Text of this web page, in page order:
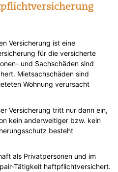
Versicherung ist eine
für die versicherte
und Sachschäden sind
Mietsachschäden sind
Wohnung verursacht
Versicherung tritt nur dann ein,
kein anderweitiger bzw. kein
besteht
als Privatpersonen und im
Tätigkeit haftpflichtversichert.